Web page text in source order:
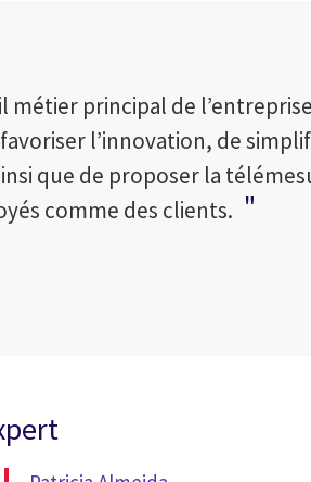
métier principal de
l’innovation, de
que de proposer la
comme des clients.